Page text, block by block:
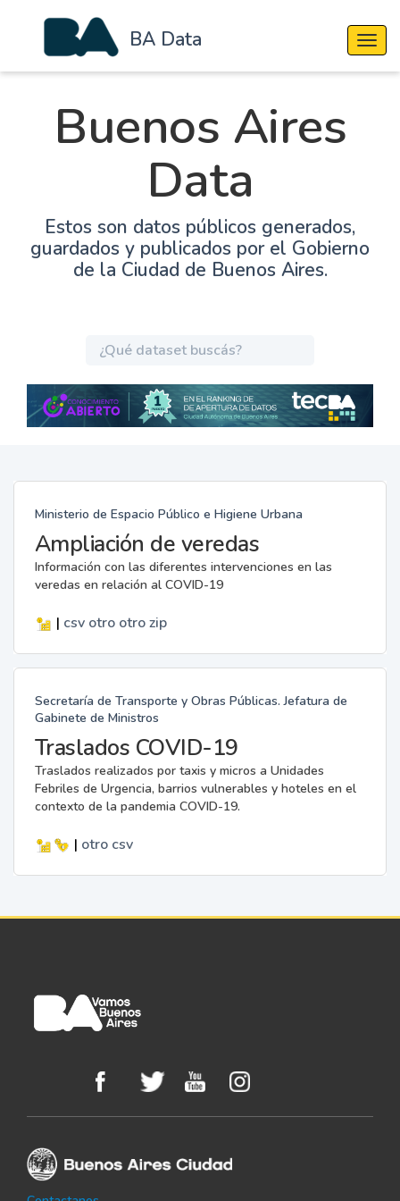
BA Data
Buenos Aires
Data
Estos son datos públicos generados,
guardados y publicados por el Gobierno
de la Ciudad de Buenos Aires.
Ministerio de Espacio Público e Higiene Urbana
Ampliación de veredas
Información con las diferentes intervenciones en las
veredas en relación al COVID-19
| csv otro otro zip
Secretaría de Transporte y Obras Públicas. Jefatura de
Gabinete de Ministros
Traslados COVID-19
Traslados realizados por taxis y micros a Unidades
Febriles de Urgencia, barrios vulnerables y hoteles en el
contexto de la pandemia COVID-19.
| otro csv